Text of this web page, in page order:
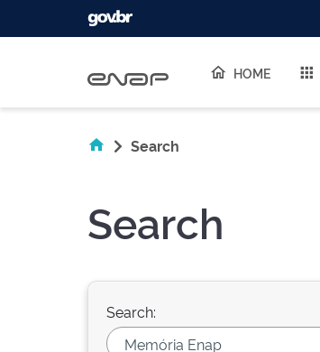
HOME
Search
Search
Search: